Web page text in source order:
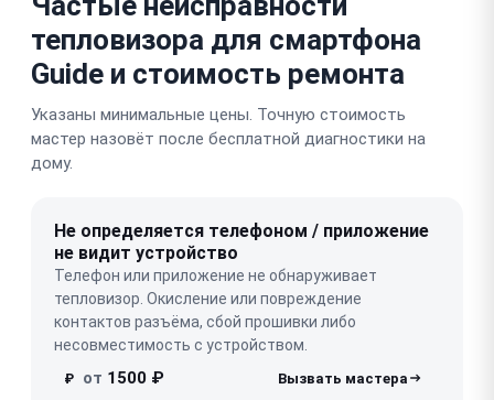
тепловизора для смартфона
Guide и стоимость ремонта
Указаны минимальные цены. Точную стоимость
мастер назовёт после бесплатной диагностики на
дому.
Не определяется телефоном / приложение
не видит устройство
Телефон или приложение не обнаруживает
тепловизор. Окисление или повреждение
контактов разъёма, сбой прошивки либо
несовместимость с устройством.
₽ от 1500 ₽